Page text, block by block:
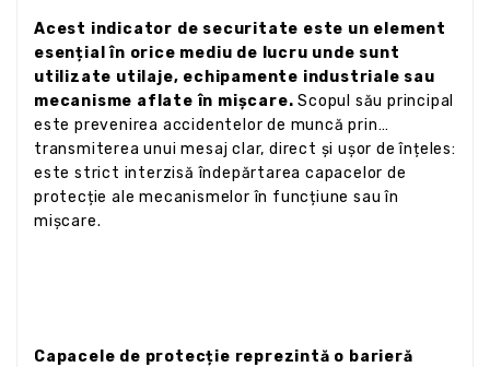
Acest indicator de securitate este un element
esențial în orice mediu de lucru unde sunt
utilizate utilaje, echipamente industriale sau
mecanisme aflate în mișcare. Scopul său principal
este prevenirea accidentelor de muncă prin
transmiterea unui mesaj clar, direct și ușor de înțeles:
este strict interzisă îndepărtarea capacelor de
protecție ale mecanismelor în funcțiune sau în
mișcare.
Capacele de protecție reprezintă o barieră